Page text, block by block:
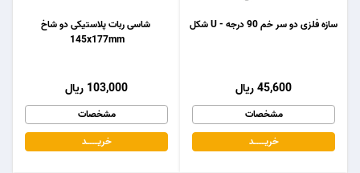
شاسی ربات پلاستیکی دو شاخ
145x177mm
103,000 ریال
مشخصات
خریـــــــد
سازه فلزی دو سر خم 90 درجه - U شکل
45,600 ریال
مشخصات
خریـــــــد